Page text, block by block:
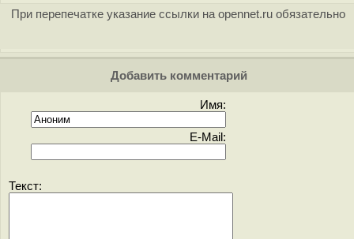
При перепечатке указание ссылки на opennet.ru обязательно
Добавить комментарий
Имя:
E-Mail:
Текст: